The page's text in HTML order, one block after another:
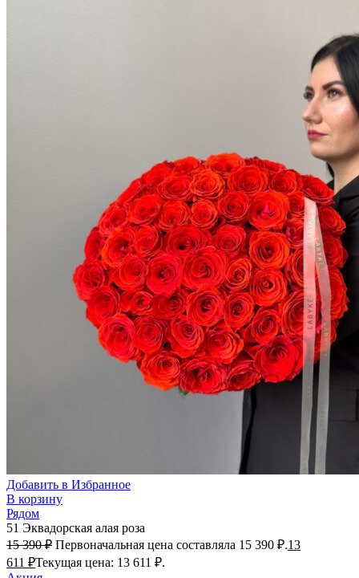
Добавить в Избранное
В корзину
Рядом
51 Эквадорская алая роза
15 390₽ Первоначальная цена составляла 15 390 ₽.13
611 ₽Текущая цена: 13 611 ₽.